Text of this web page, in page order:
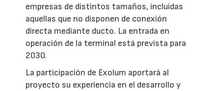
empresas de distintos tamaños, incluidas
aquellas que no disponen de conexión
directa mediante ducto. La entrada en
operación de la terminal está prevista para
2030.
La participación de Exolum aportará al
proyecto su experiencia en el desarrollo y